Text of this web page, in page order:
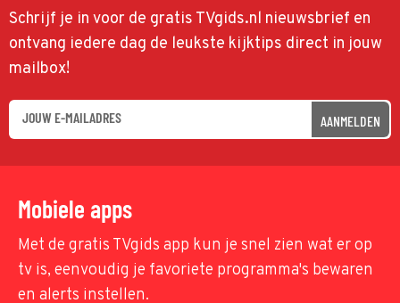
Schrijf je in voor de gratis TVgids.nl nieuwsbrief en
ontvang iedere dag de leukste kijktips direct in jouw
mailbox!
AANMELDEN
Mobiele apps
Met de gratis TVgids app kun je snel zien wat er op
tv is, eenvoudig je favoriete programma's bewaren
en alerts instellen.